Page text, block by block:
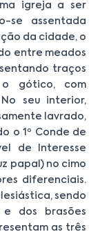
igreja a ser
se assentada
da cidade, o
entre meados
traços
gótico, com
seu interior,
lavrado,
o 1º Conde de
de Interesse
papal) no cimo
diferenciais.
sendo
dos brasões
as três